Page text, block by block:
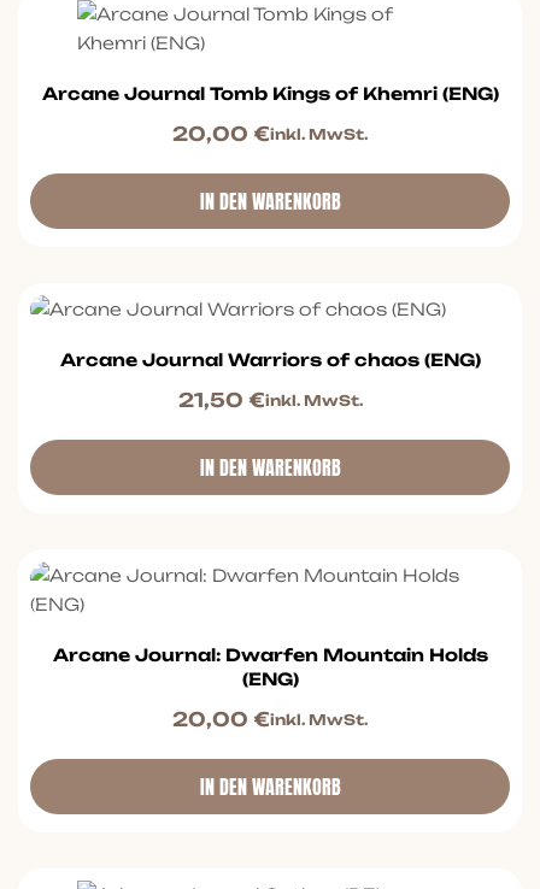
Arcane Journal Tomb Kings of Khemri (ENG)
20,00 €inkl. MwSt.
IN DEN WARENKORB
Arcane Journal Warriors of chaos (ENG)
21,50 €inkl. MwSt.
IN DEN WARENKORB
Arcane Journal: Dwarfen Mountain Holds
(ENG)
20,00 €inkl. MwSt.
IN DEN WARENKORB